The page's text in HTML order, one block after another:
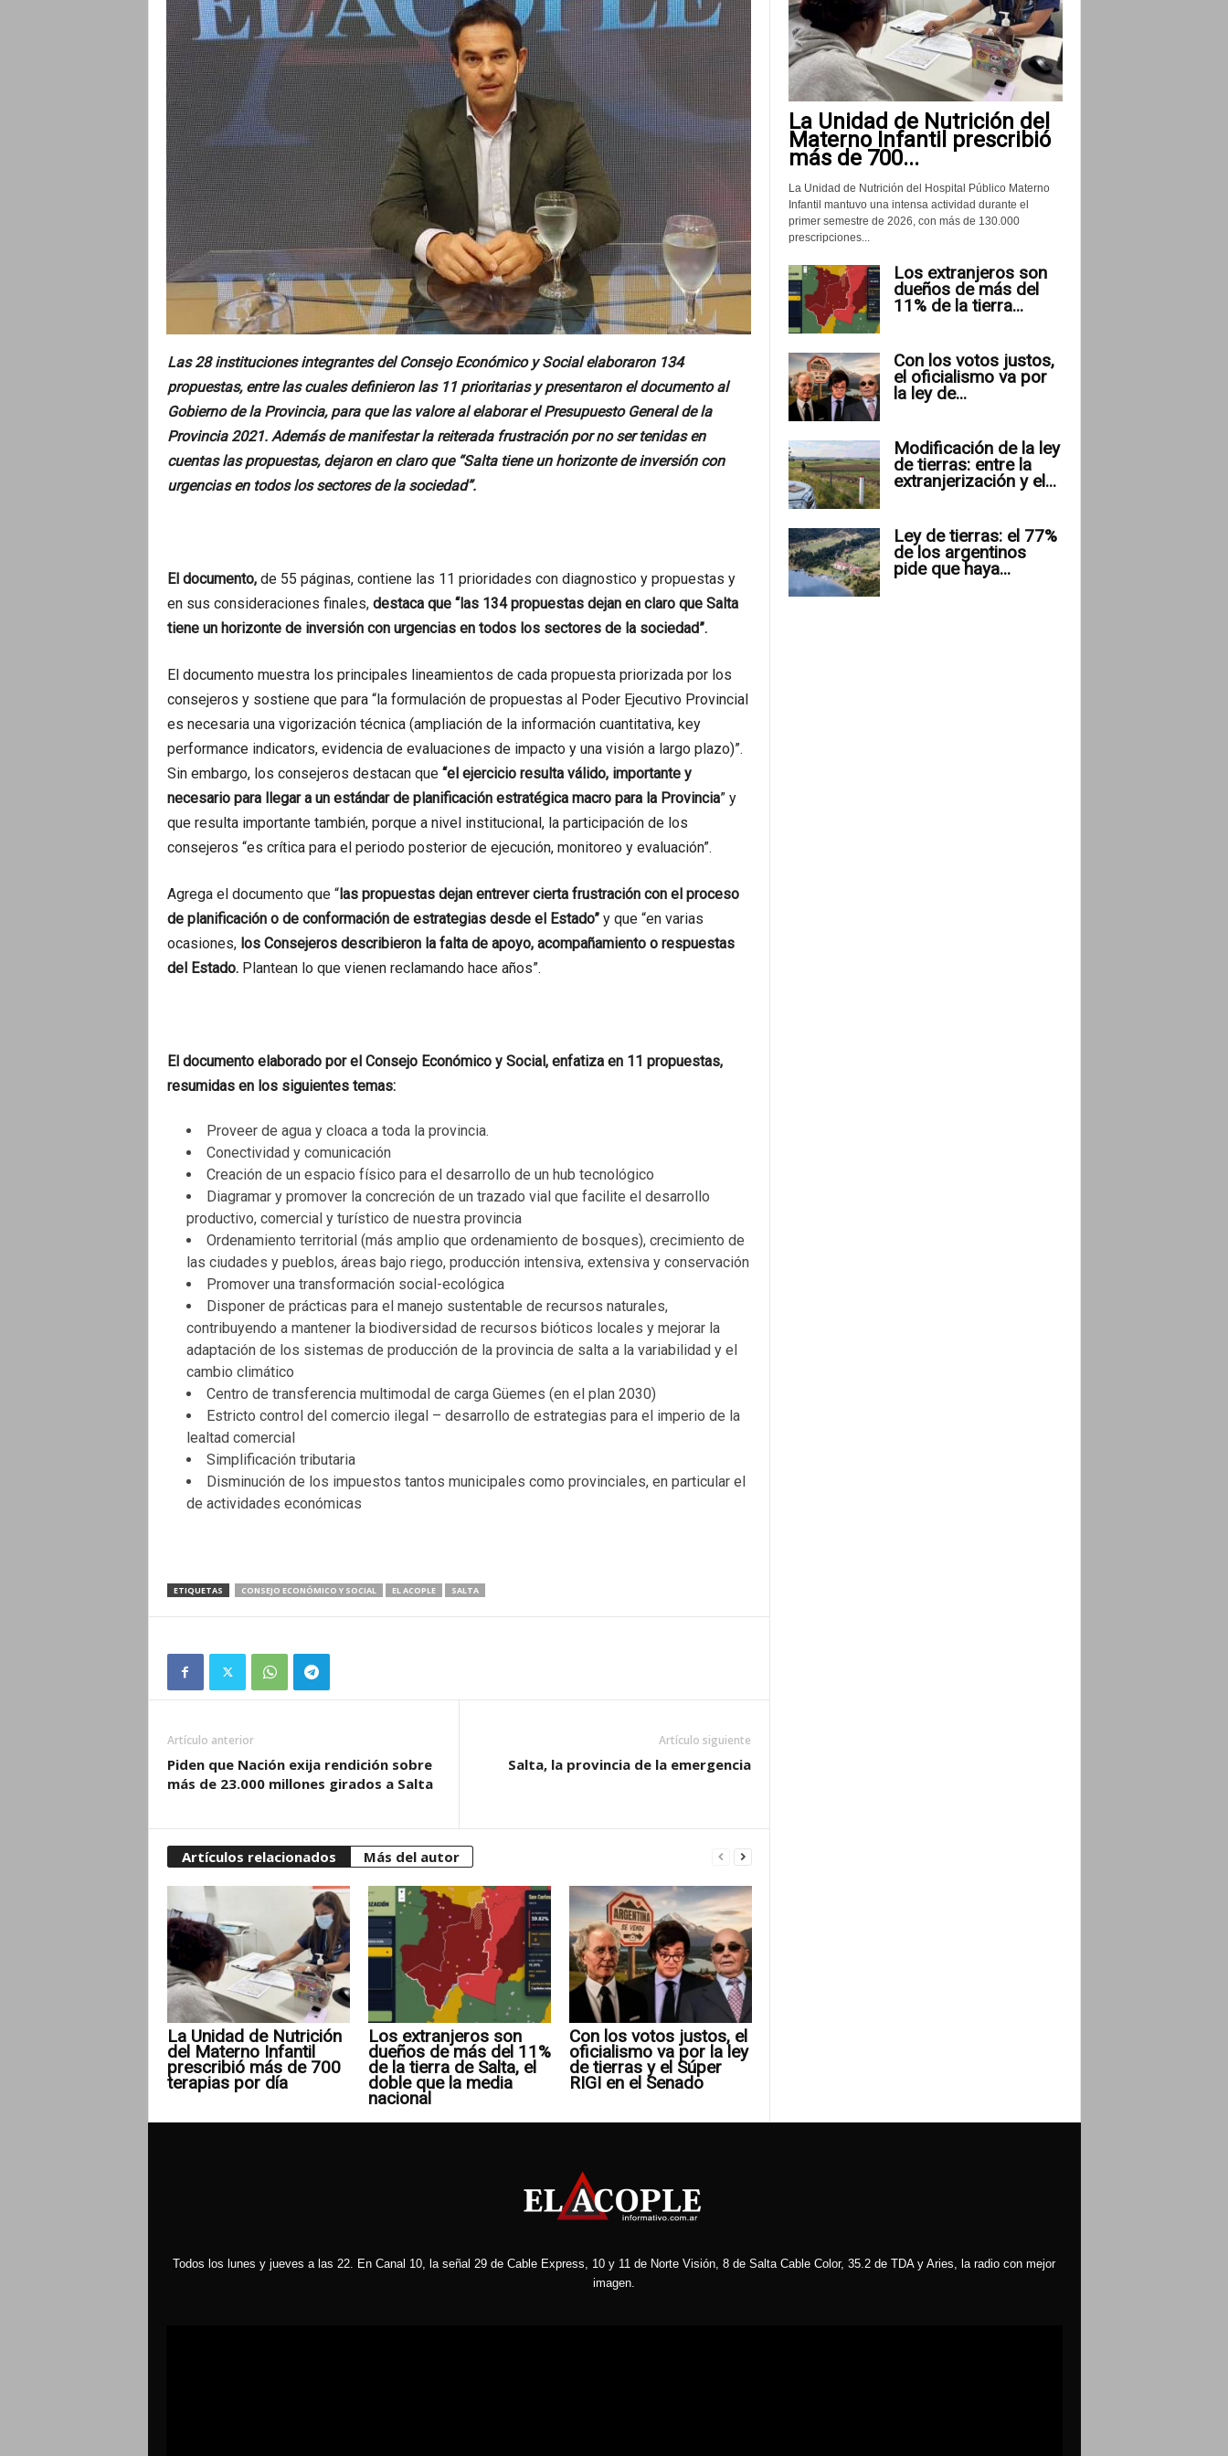
Las 28 instituciones integrantes del Consejo Económico y Social elaboraron 134
propuestas, entre las cuales definieron las 11 prioritarias y presentaron el documento al
Gobierno de la Provincia, para que las valore al elaborar el Presupuesto General de la
Provincia 2021. Además de manifestar la reiterada frustración por no ser tenidas en
cuentas las propuestas, dejaron en claro que “Salta tiene un horizonte de inversión con
urgencias en todos los sectores de la sociedad”.
El documento,de 55 páginas, contiene las 11 prioridades con diagnostico y propuestas y
en sus consideraciones finales, destaca que “las 134 propuestas dejan en claro que Salta
tiene un horizonte de inversión con urgencias en todos los sectores de la sociedad”.
El documento muestra los principales lineamientos de cada propuesta priorizada por los
consejeros y sostiene que para “la formulación de propuestas al Poder Ejecutivo Provincial
es necesaria una vigorización técnica (ampliación de la información cuantitativa, key
performance indicators, evidencia de evaluaciones de impacto y una visión a largo plazo)”.
Sin embargo, los consejeros destacan que “el ejercicio resulta válido, importante y
necesario para llegar a un estándar de planificación estratégica macro para la Provincia” y
que resulta importante también, porque a nivel institucional, la participación de los
consejeros “es crítica para el periodo posterior de ejecución, monitoreo y evaluación”.
Agrega el documento que “las propuestas dejan entrever cierta frustración con el proceso
de planificación o de conformación de estrategias desde el Estado”y que “en varias
ocasiones, los Consejeros describieron la falta de apoyo, acompañamiento o respuestas
del Estado.Plantean lo que vienen reclamando hace años”.
El documento elaborado por el Consejo Económico y Social, enfatiza en 11 propuestas,
resumidas en los siguientes temas:
Proveer de agua y cloaca a toda la provincia.
Conectividad y comunicación
Creación de un espacio físico para el desarrollo de un hub tecnológico
Diagramar y promover la concreción de un trazado vial que facilite el desarrollo
productivo, comercial y turístico de nuestra provincia
Ordenamiento territorial (más amplio que ordenamiento de bosques), crecimiento de
las ciudades y pueblos, áreas bajo riego, producción intensiva, extensiva y conservación
Promover una transformación social-ecológica
Disponer de prácticas para el manejo sustentable de recursos naturales,
contribuyendo a mantener la biodiversidad de recursos bióticos locales y mejorar la
adaptación de los sistemas de producción de la provincia de salta a la variabilidad y el
cambio climático
Centro de transferencia multimodal de carga Güemes (en el plan 2030)
Estricto control del comercio ilegal – desarrollo de estrategias para el imperio de la
lealtad comercial
Simplificación tributaria
Disminución de los impuestos tantos municipales como provinciales, en particular el
de actividades económicas
ETIQUETAS CONSEJO ECONÓMICO Y SOCIAL EL ACOPLE SALTA
Artículo anterior
Piden que Nación exija rendición sobre
más de 23.000 millones girados a Salta
Artículo siguiente
Salta, la provincia de la emergencia
Artículos relacionados Más del autor
La Unidad de Nutrición
del Materno Infantil
prescribió más de 700
terapias por día
Los extranjeros son
dueños de más del 11%
de la tierra de Salta, el
doble que la media
nacional
Con los votos justos, el
oficialismo va por la ley
de tierras y el Súper
RIGI en el Senado
La Unidad de Nutrición del
Materno Infantil prescribió
más de 700...
La Unidad de Nutrición del Hospital Público Materno
Infantil mantuvo una intensa actividad durante el
primer semestre de 2026, con más de 130.000
prescripciones...
Los extranjeros son
dueños de más del
11% de la tierra...
Con los votos justos,
el oficialismo va por
la ley de...
Modificación de la ley
de tierras: entre la
extranjerización y el...
Ley de tierras: el 77%
de los argentinos
pide que haya...
Todos los lunes y jueves a las 22. En Canal 10, la señal 29 de Cable Express, 10 y 11 de Norte Visión, 8 de Salta Cable Color, 35.2 de TDA y Aries, la radio con mejor
imagen.